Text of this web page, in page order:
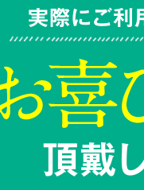
実際にご利
頂戴